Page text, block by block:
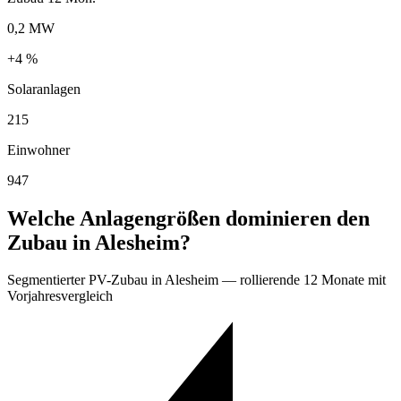
0,2 MW
+4 %
Solaranlagen
215
Einwohner
947
Welche Anlagengrößen dominieren den
Zubau in Alesheim?
Segmentierter PV-Zubau in Alesheim — rollierende 12 Monate mit
Vorjahresvergleich